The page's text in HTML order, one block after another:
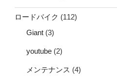
ロードバイク (112)
Giant (3)
youtube (2)
メンテナンス (4)